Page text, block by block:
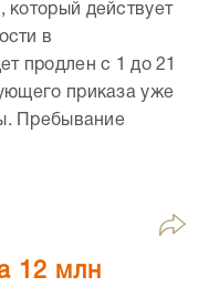
действует
в
продлен с 1 до 21
приказа уже
Пребывание
12 млн